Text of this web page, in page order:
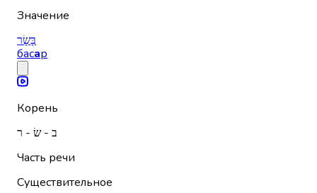
Значение
בָּשָׂר
басар
Корень
ב - שׂ - ר
Часть речи
Существительное